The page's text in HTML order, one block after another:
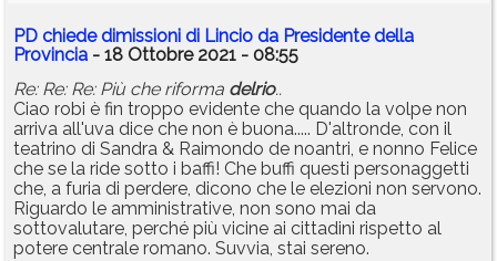
PD chiede dimissioni di Lincio da Presidente della
Provincia - 18 Ottobre 2021 - 08:55
Re: Re: Re: Più che riforma delrio..
Ciao robi è fin troppo evidente che quando la volpe non
arriva all'uva dice che non è buona..... D'altronde, con il
teatrino di Sandra & Raimondo de noantri, e nonno Felice
che se la ride sotto i baffi! Che buffi questi personaggetti
che, a furia di perdere, dicono che le elezioni non servono.
Riguardo le amministrative, non sono mai da
sottovalutare, perché più vicine ai cittadini rispetto al
potere centrale romano. Suvvia, stai sereno.